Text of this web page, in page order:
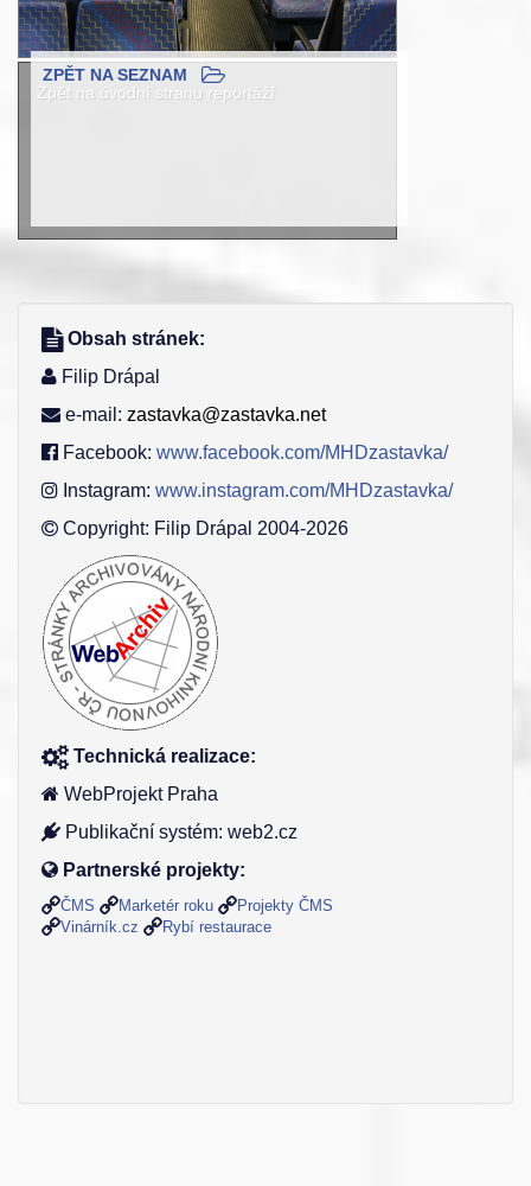
Zpět na úvodní stranu reportáží
ZPĚT NA SEZNAM
Obsah stránek:
Filip Drápal
e-mail: zastavka@zastavka.net
Facebook: www.facebook.com/MHDzastavka/
Instagram: www.instagram.com/MHDzastavka/
Copyright: Filip Drápal 2004-2026
Technická realizace:
WebProjekt Praha
Publikační systém: web2.cz
Partnerské projekty:
ČMS Marketér roku
Projekty ČMS
Vinárník.cz
Rybí restaurace